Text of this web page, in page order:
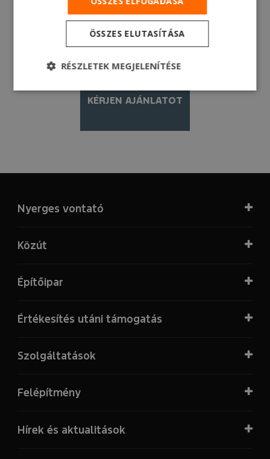
KÉRJEN AJÁNLATOT
Nyerges vontató
Közút
Építőipar
Értékesítés utáni támogatás
Szolgáltatások
Felépítmény
Hírek és aktualitások
ÖSSZES ELUTASÍTÁSA
RÉSZLETEK MEGJELENÍTÉSE